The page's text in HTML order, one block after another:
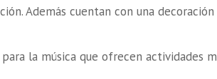
Además cuentan con una
la música que ofrecen actividades